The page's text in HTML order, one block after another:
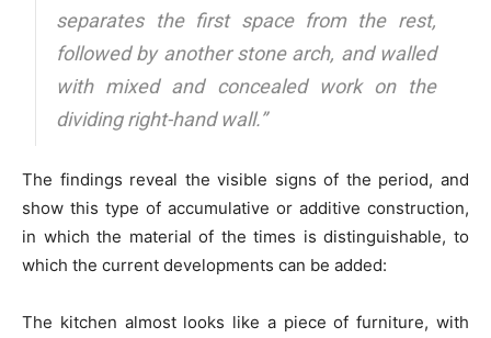
separates the first space from the rest,
followed by another stone arch, and walled
with mixed and concealed work on the
dividing right-hand wall.”
The findings reveal the visible signs of the period, and
show this type of accumulative or additive construction,
in which the material of the times is distinguishable, to
which the current developments can be added:
The kitchen almost looks like a piece of furniture, with